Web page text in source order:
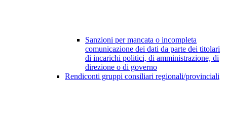
Sanzioni per mancata o incompleta
comunicazione dei dati da parte dei titolari
di incarichi politici, di amministrazione, di
direzione o di governo
Rendiconti gruppi consiliari regionali/provinciali